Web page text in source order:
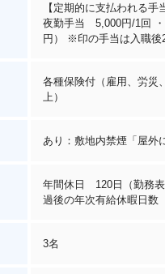
【定期的に支払われる
夜勤手当 5,000円/1回
円） ※印の手当は入職後
各種保険付（雇用、労災
上）
あり：敷地内禁煙「屋外
年間休日 120日（勤務
過後の年次有給休暇日数
3名